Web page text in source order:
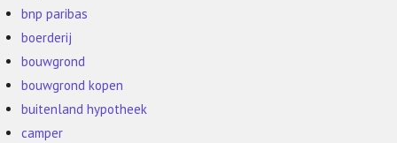
bnp paribas
boerderij
bouwgrond
bouwgrond kopen
buitenland hypotheek
camper